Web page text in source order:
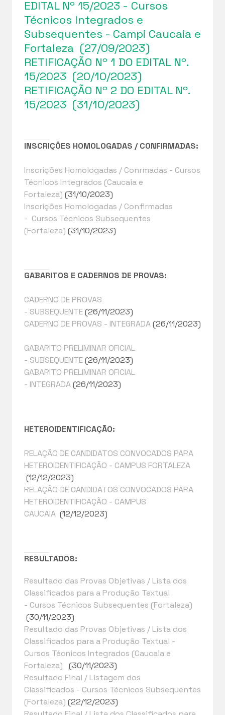
EDITAL Nº 15/2023 - Cursos
Técnicos Integrados e
Subsequentes - Campi Caucaia e
Fortaleza (27/09/2023)
RETIFICAÇÃO Nº 1 DO EDITAL Nº.
15/2023 (20/10/2023)
RETIFICAÇÃO Nº 2 DO EDITAL Nº.
15/2023 (31/10/2023)
INSCRIÇÕES HOMOLOGADAS / CONFIRMADAS:
Inscrições Homologadas / Conrmadas - Cursos
Técnicos Integrados (Caucaia e
Fortaleza) (31/10/2023)
Inscrições Homologadas / Confirmadas
- Cursos Técnicos Subsequentes
(Fortaleza) (31/10/2023)
GABARITOS E CADERNOS DE PROVAS:
CADERNO DE PROVAS
- SUBSEQUENTE(26/11/2023)
CADERNO DE PROVAS - INTEGRADA(26/11/2023)
GABARITO PRELIMINAR OFICIAL
- SUBSEQUENTE(26/11/2023)
GABARITO PRELIMINAR OFICIAL
- INTEGRADA(26/11/2023)
HETEROIDENTIFICAÇÃO:
RELAÇÃO DE CANDIDATOS CONVOCADOS PARA
HETEROIDENTIFICAÇÃO - CAMPUS FORTALEZA
(12/12/2023)
RELAÇÃO DE CANDIDATOS CONVOCADOS PARA
HETEROIDENTIFICAÇÃO - CAMPUS
CAUCAIA (12/12/2023)
RESULTADOS:
Resultado das Provas Objetivas / Lista dos
Classificados para a Produção Textual
- Cursos Técnicos Subsequentes (Fortaleza)
(30/11/2023)
Resultado das Provas Objetivas / Lista dos
Classificados para a Produção Textual -
Cursos Técnicos Integrados (Caucaia e
Fortaleza)
(30/11/2023)
Resultado Final / Listagem dos
Classificados - Cursos Técnicos Subsequentes
(Fortaleza) (22/12/2023)